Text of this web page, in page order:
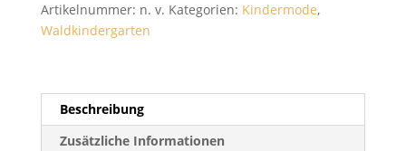
Artikelnummer: n. v. Kategorien: Kindermode,
Waldkindergarten
Beschreibung
Zusätzliche Informationen